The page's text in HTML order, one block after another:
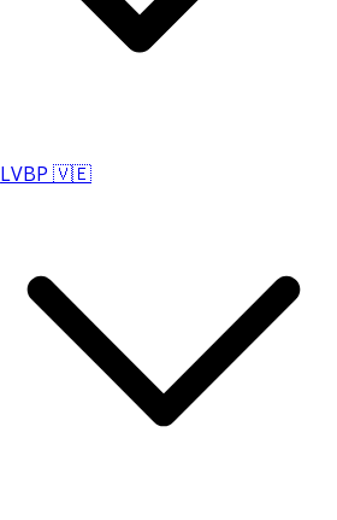
LVBP 🇻🇪